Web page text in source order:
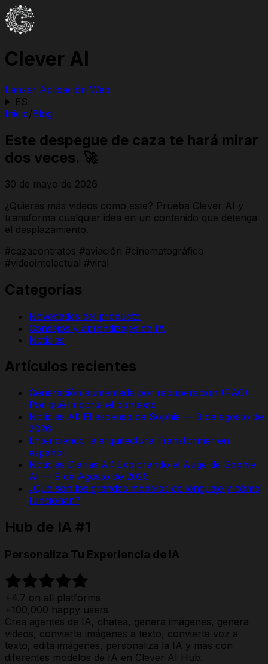
Clever AI
Lanzar Aplicación Web
ES
Inicio/Blog
Este despegue de caza te hará mirar
dos veces. 🚀
30 de mayo de 2026
¿Quieres más videos como este? Prueba Clever AI y
transforma cualquier idea en un contenido que detenga
el desplazamiento.
#cazacontratos #aviación #cinematográfico
#videointelectual #viral
Categorías
Novedades del producto
Consejos y aprendizajes de IA
Noticias
Artículos recientes
Generación aumentada por recuperación (RAG):
Por qué importa el contexto
Noticias AI: El ascenso de Sophie — 9 de agosto de
2026
Entendiendo la arquitectura Transformer en
español
Noticias Diarias AI: Explorando el Auge de Sophie
AI — 9 de Agosto de 2026
¿Qué son los grandes modelos de lenguaje y cómo
funcionan?
Hub de IA #1
Personaliza Tu Experiencia de IA
+4.7 on all platforms
+100,000 happy users
Crea agentes de IA, chatea, genera imágenes, genera
videos, convierte imágenes a texto, convierte voz a
texto, edita imágenes, personaliza la IA y más con
diferentes modelos de IA en Clever AI Hub.